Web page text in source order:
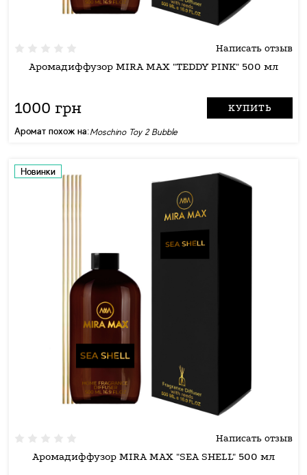
Написать отзыв
Аромадиффузор MIRA MAX "TEDDY PINK" 500 мл
1000 грн КУПИТЬ
Аромат похож на:Moschino Toy 2 Bubble
Новинки
Написать отзыв
Аромадиффузор MIRA MAX "SEA SHELL" 500 мл